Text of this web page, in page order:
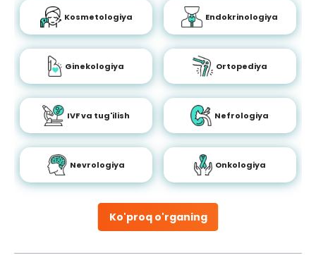
Ko'proq o'rganing
Kosmetologiya Endokrinologiya
Ginekologiya Ortopediya
IVF va tug'ilish Nefrologiya
Nevrologiya Onkologiya